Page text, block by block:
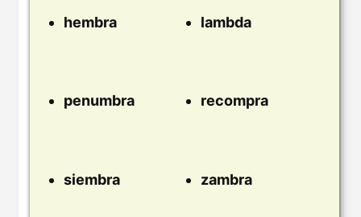
hembra lambda
penumbra recompra
siembra zambra